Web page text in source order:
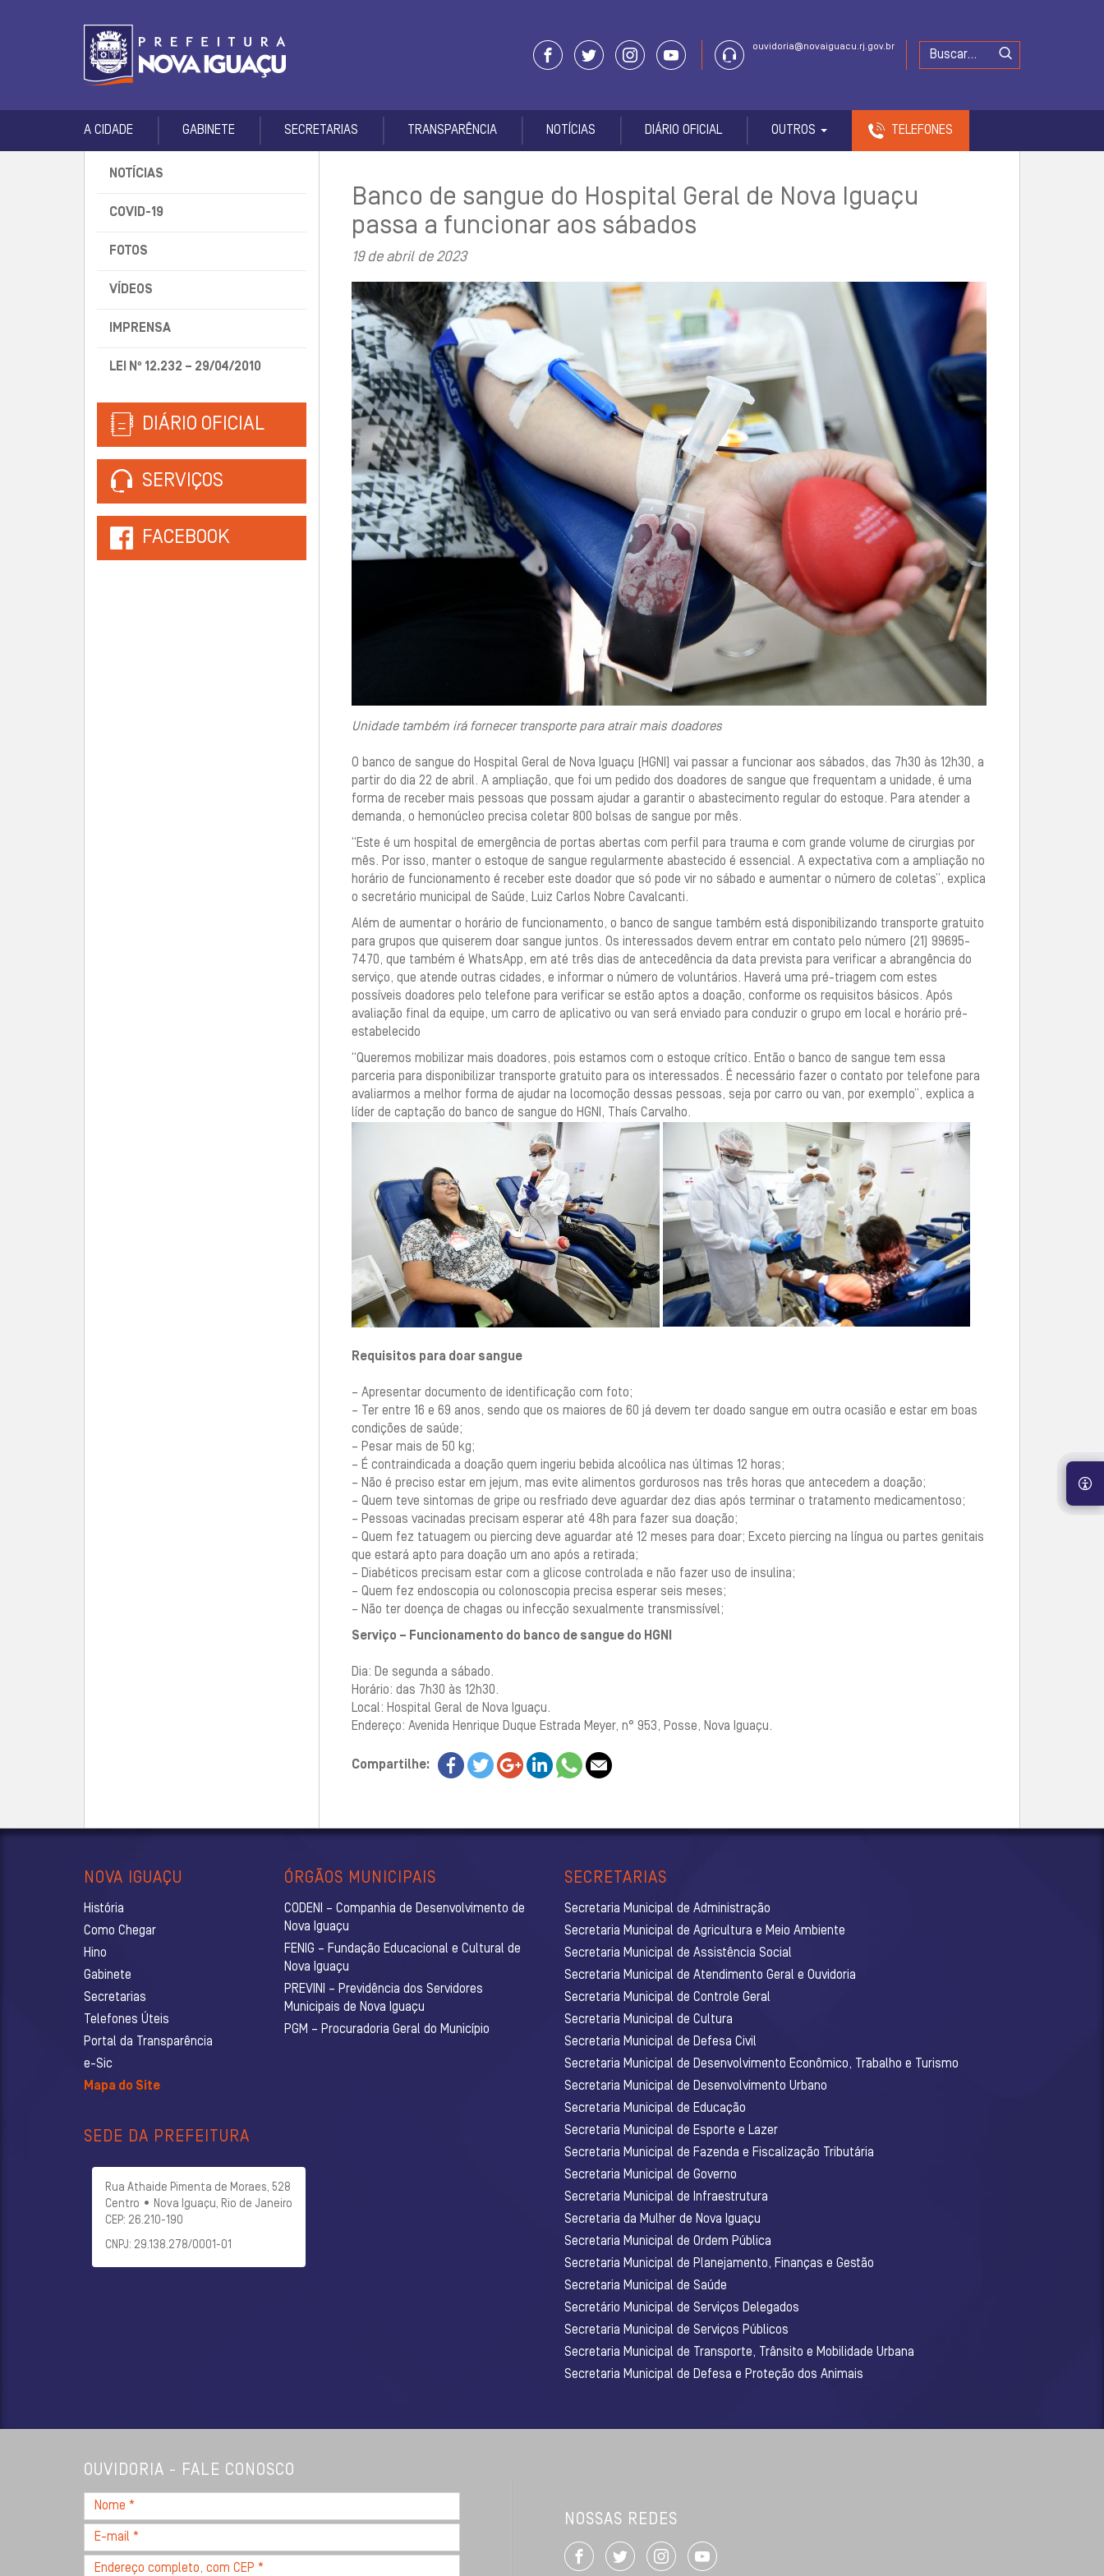
ouvidoria@novaiguacu.rj.gov.br
A CIDADE GABINETE SECRETARIAS TRANSPARÊNCIA NOTÍCIAS DIÁRIO OFICIAL OUTROS TELEFONES
NOTÍCIAS
COVID-19
FOTOS
VÍDEOS
IMPRENSA
LEI Nº 12.232 – 29/04/2010
DIÁRIO OFICIAL
SERVIÇOS
FACEBOOK
Banco de sangue do Hospital Geral de Nova Iguaçu
passa a funcionar aos sábados
19 de abril de 2023
Unidade também irá fornecer transporte para atrair mais doadores
O banco de sangue do Hospital Geral de Nova Iguaçu (HGNI) vai passar a funcionar aos sábados, das 7h30 às 12h30, a
partir do dia 22 de abril. A ampliação, que foi um pedido dos doadores de sangue que frequentam a unidade, é uma
forma de receber mais pessoas que possam ajudar a garantir o abastecimento regular do estoque. Para atender a
demanda, o hemonúcleo precisa coletar 800 bolsas de sangue por mês.
“Este é um hospital de emergência de portas abertas com perfil para trauma e com grande volume de cirurgias por
mês. Por isso, manter o estoque de sangue regularmente abastecido é essencial. A expectativa com a ampliação no
horário de funcionamento é receber este doador que só pode vir no sábado e aumentar o número de coletas”, explica
o secretário municipal de Saúde, Luiz Carlos Nobre Cavalcanti.
Além de aumentar o horário de funcionamento, o banco de sangue também está disponibilizando transporte gratuito
para grupos que quiserem doar sangue juntos. Os interessados devem entrar em contato pelo número (21) 99695-
7470, que também é WhatsApp, em até três dias de antecedência da data prevista para verificar a abrangência do
serviço, que atende outras cidades, e informar o número de voluntários. Haverá uma pré-triagem com estes
possíveis doadores pelo telefone para verificar se estão aptos a doação, conforme os requisitos básicos. Após
avaliação final da equipe, um carro de aplicativo ou van será enviado para conduzir o grupo em local e horário pré-
estabelecido
“Queremos mobilizar mais doadores, pois estamos com o estoque crítico. Então o banco de sangue tem essa
parceria para disponibilizar transporte gratuito para os interessados. É necessário fazer o contato por telefone para
avaliarmos a melhor forma de ajudar na locomoção dessas pessoas, seja por carro ou van, por exemplo”, explica a
líder de captação do banco de sangue do HGNI, Thaís Carvalho.
Requisitos para doar sangue
– Apresentar documento de identificação com foto;
– Ter entre 16 e 69 anos, sendo que os maiores de 60 já devem ter doado sangue em outra ocasião e estar em boas
condições de saúde;
– Pesar mais de 50 kg;
– É contraindicada a doação quem ingeriu bebida alcoólica nas últimas 12 horas;
– Não é preciso estar em jejum, mas evite alimentos gordurosos nas três horas que antecedem a doação;
– Quem teve sintomas de gripe ou resfriado deve aguardar dez dias após terminar o tratamento medicamentoso;
– Pessoas vacinadas precisam esperar até 48h para fazer sua doação;
– Quem fez tatuagem ou piercing deve aguardar até 12 meses para doar; Exceto piercing na língua ou partes genitais
que estará apto para doação um ano após a retirada;
– Diabéticos precisam estar com a glicose controlada e não fazer uso de insulina;
– Quem fez endoscopia ou colonoscopia precisa esperar seis meses;
– Não ter doença de chagas ou infecção sexualmente transmissível;
Serviço – Funcionamento do banco de sangue do HGNI
Dia: De segunda a sábado.
Horário: das 7h30 às 12h30.
Local: Hospital Geral de Nova Iguaçu.
Endereço: Avenida Henrique Duque Estrada Meyer, n° 953, Posse, Nova Iguaçu.
Compartilhe:
NOVA IGUAÇU
História
Como Chegar
Hino
Gabinete
Secretarias
Telefones Úteis
Portal da Transparência
e-Sic
Mapa do Site
ÓRGÃOS MUNICIPAIS
CODENI – Companhia de Desenvolvimento de
Nova Iguaçu
FENIG – Fundação Educacional e Cultural de
Nova Iguaçu
PREVINI – Previdência dos Servidores
Municipais de Nova Iguaçu
PGM – Procuradoria Geral do Município
SEDE DA PREFEITURA
Rua Athaide Pimenta de Moraes, 528
Centro • Nova Iguaçu, Rio de Janeiro
CEP: 26.210-190
CNPJ: 29.138.278/0001-01
SECRETARIAS
Secretaria Municipal de Administração
Secretaria Municipal de Agricultura e Meio Ambiente
Secretaria Municipal de Assistência Social
Secretaria Municipal de Atendimento Geral e Ouvidoria
Secretaria Municipal de Controle Geral
Secretaria Municipal de Cultura
Secretaria Municipal de Defesa Civil
Secretaria Municipal de Desenvolvimento Econômico, Trabalho e Turismo
Secretaria Municipal de Desenvolvimento Urbano
Secretaria Municipal de Educação
Secretaria Municipal de Esporte e Lazer
Secretaria Municipal de Fazenda e Fiscalização Tributária
Secretaria Municipal de Governo
Secretaria Municipal de Infraestrutura
Secretaria da Mulher de Nova Iguaçu
Secretaria Municipal de Ordem Pública
Secretaria Municipal de Planejamento, Finanças e Gestão
Secretaria Municipal de Saúde
Secretário Municipal de Serviços Delegados
Secretaria Municipal de Serviços Públicos
Secretaria Municipal de Transporte, Trânsito e Mobilidade Urbana
Secretaria Municipal de Defesa e Proteção dos Animais
OUVIDORIA - FALE CONOSCO
Nome
*
E-
mail
Endereço
NOSSAS REDES